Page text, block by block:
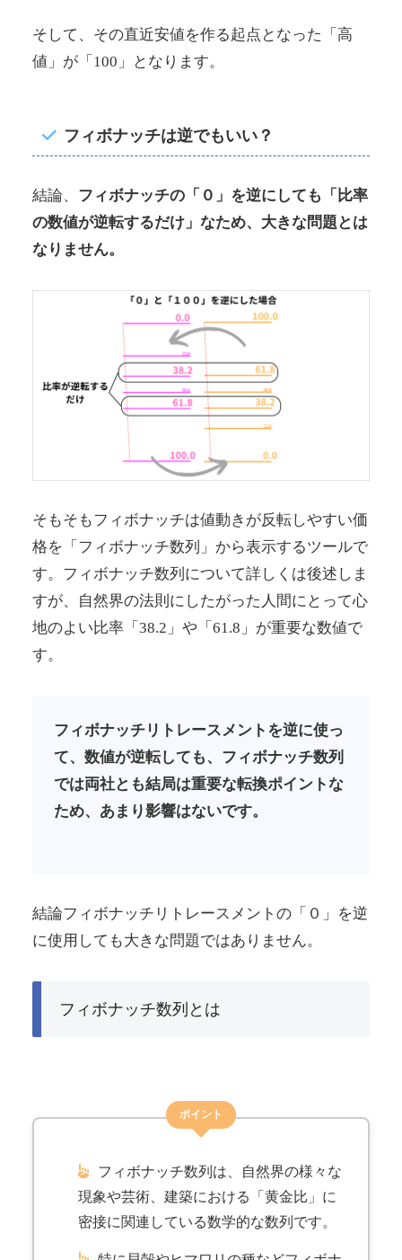
そして、その直近安値を作る起点となった「高
値」が「100」となります。
フィボナッチは逆でもいい？
結論、 フィボナッチの「０」を逆にしても「比率
の数値が逆転するだけ」なため、大きな問題とは
なりません。
そもそもフィボナッチは値動きが反転しやすい価
格を「フィボナッチ数列」から表示するツールで
す。フィボナッチ数列について詳しくは後述しま
すが、自然界の法則にしたがった人間にとって心
地のよい比率「38.2」や「61.8」が重要な数値で
す。
フィボナッチリトレースメントを逆に使っ
て、数値が逆転しても、フィボナッチ数列
では両社とも結局は重要な転換ポイントな
ため、あまり影響はないです。
結論フィボナッチリトレースメントの「０」を逆
に使用しても大きな問題ではありません。
フィボナッチ数列とは
ポイント
フィボナッチ数列は、自然界の様々な
現象や芸術、建築における「黄金比」に
密接に関連している数学的な数列です。